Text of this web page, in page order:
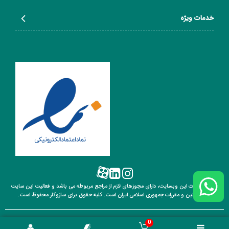
خدمات ویژه
تمامی خدمات این وبسایت، دارای مجوزهای لازم از مراجع مربوطه می باشد و فعالیت این سایت
تابع قوانین و مقررات جمهوری اسلامی ایران است. کلیه حقوق برای سازوکار محفوظ است.
0